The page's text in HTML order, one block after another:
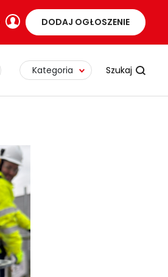
DODAJ OGŁOSZENIE
Kategoria